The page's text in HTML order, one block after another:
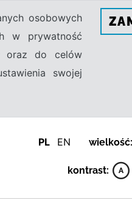
osobowych
w prywatność
oraz do celów
swojej
PL EN wielkość:
kontrast: